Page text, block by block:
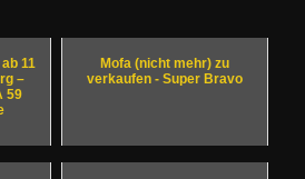
11
–
59
Mofa (nicht mehr) zu
verkaufen - Super Bravo